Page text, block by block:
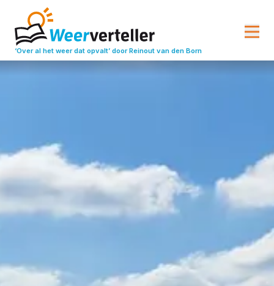
‘Over al het weer dat opvalt’ door Reinout van den Born